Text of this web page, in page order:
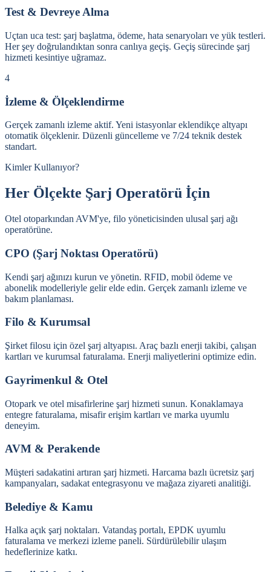
Test & Devreye Alma
Uçtan uca test: şarj başlatma, ödeme, hata senaryoları ve yük testleri.
Her şey doğrulandıktan sonra canlıya geçiş. Geçiş sürecinde şarj
hizmeti kesintiye uğramaz.
4
İzleme & Ölçeklendirme
Gerçek zamanlı izleme aktif. Yeni istasyonlar eklendikçe altyapı
otomatik ölçeklenir. Düzenli güncelleme ve 7/24 teknik destek
standart.
Kimler Kullanıyor?
Her Ölçekte Şarj Operatörü İçin
Otel otoparkından AVM'ye, filo yöneticisinden ulusal şarj ağı
operatörüne.
CPO (Şarj Noktası Operatörü)
Kendi şarj ağınızı kurun ve yönetin. RFID, mobil ödeme ve
abonelik modelleriyle gelir elde edin. Gerçek zamanlı izleme ve
bakım planlaması.
Filo & Kurumsal
Şirket filosu için özel şarj altyapısı. Araç bazlı enerji takibi, çalışan
kartları ve kurumsal faturalama. Enerji maliyetlerini optimize edin.
Gayrimenkul & Otel
Otopark ve otel misafirlerine şarj hizmeti sunun. Konaklamaya
entegre faturalama, misafir erişim kartları ve marka uyumlu
deneyim.
AVM & Perakende
Müşteri sadakatini artıran şarj hizmeti. Harcama bazlı ücretsiz şarj
kampanyaları, sadakat entegrasyonu ve mağaza ziyareti analitiği.
Belediye & Kamu
Halka açık şarj noktaları. Vatandaş portalı, EPDK uyumlu
faturalama ve merkezi izleme paneli. Sürdürülebilir ulaşım
hedeflerinize katkı.